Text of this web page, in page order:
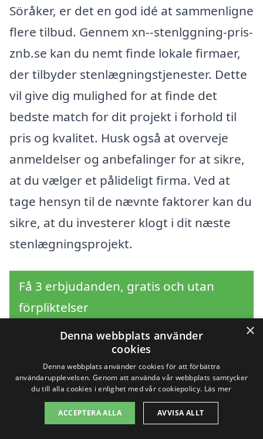
Söråker, er det en god idé at sammenligne
flere tilbud. Gennem xn--stenlggning-pris-
znb.se kan du nemt finde lokale firmaer,
der tilbyder stenlægningstjenester. Dette
vil give dig mulighed for at finde det
bedste match for dit projekt i forhold til
pris og kvalitet. Husk også at overveje
anmeldelser og anbefalinger for at sikre,
at du vælger et pålideligt firma. Ved at
tage hensyn til de nævnte faktorer kan du
sikre, at du investerer klogt i dit næste
stenlægningsprojekt.
Få 3 erbjudanden, gratis och utan
förpliktelser
Sök efter en
professionell för
stenläggning i andra
×
Denna webbplats använder
cookies
Denna webbplats använder cookies för att förbättra
användarupplevelsen. Genom att använda vår webbplats samtycker
du till alla cookies i enlighet med vår cookiepolicy. Läs mer
ACCEPTERA ALLA AVVISA ALLT